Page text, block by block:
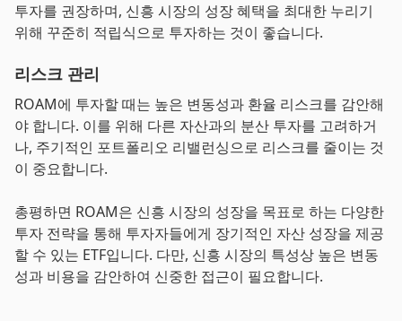
투자를 권장하며, 신흥 시장의 성장 혜택을 최대한 누리기
위해 꾸준히 적립식으로 투자하는 것이 좋습니다.
리스크 관리
ROAM에 투자할 때는 높은 변동성과 환율 리스크를 감안해
야 합니다. 이를 위해 다른 자산과의 분산 투자를 고려하거
나, 주기적인 포트폴리오 리밸런싱으로 리스크를 줄이는 것
이 중요합니다.
총평하면 ROAM은 신흥 시장의 성장을 목표로 하는 다양한
투자 전략을 통해 투자자들에게 장기적인 자산 성장을 제공
할 수 있는 ETF입니다. 다만, 신흥 시장의 특성상 높은 변동
성과 비용을 감안하여 신중한 접근이 필요합니다.